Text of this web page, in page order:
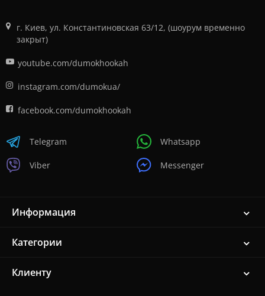
г. Киев, ул. Константиновская 63/12, (шоурум временно
закрыт)
youtube.com/dumokhookah
instagram.com/dumokua/
facebook.com/dumokhookah
Telegram
Viber
Whatsapp
Messenger
Информация
Категории
Клиенту